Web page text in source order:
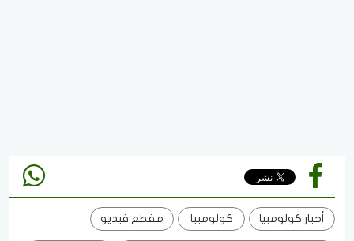
أخبار كولومبيا كولومبيا مقطع فيديو